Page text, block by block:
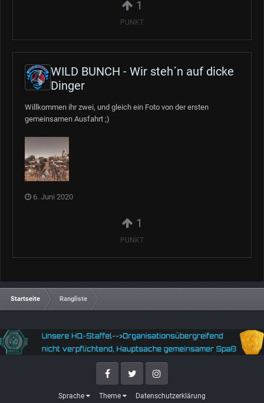
1
PUNKT
WILD BUNCH - Wir steh´n auf dicke
Dinger
Willkommen ihr zwei, und gleich ein Foto von der ersten
gemeinsamen Ausfahrt ;)
6. Juni 2020
1
PUNKT
Startseite Rangliste
Sprache Theme Datenschutzerklärung
FacebookTwitter Instagram